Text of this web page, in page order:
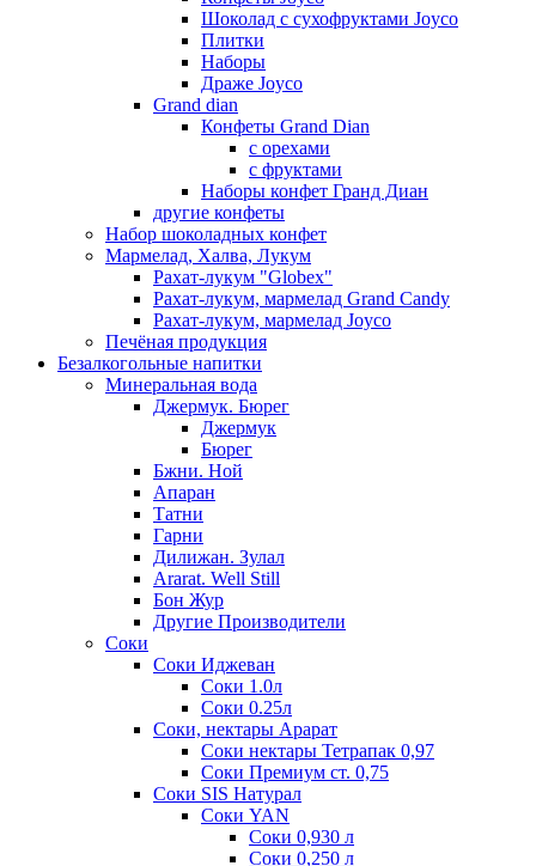
Шоколад с сухофруктами Joyco
Плитки
Наборы
Драже Joyco
Grand dian
Конфеты Grand Dian
с орехами
с фруктами
Наборы конфет Гранд Диан
другие конфеты
Набор шоколадных конфет
Мармелад, Халва, Лукум
Рахат-лукум "Globex"
Рахат-лукум, мармелад Grand Candy
Рахат-лукум, мармелад Joyco
Печёная продукция
Безалкогольные напитки
Минеральная вода
Джермук. Бюрег
Джермук
Бюрег
Бжни. Ной
Апаран
Татни
Гарни
Дилижан. Зулал
Ararat. Well Still
Бон Жур
Другие Производители
Соки
Соки Иджеван
Соки 1.0л
Соки 0.25л
Соки, нектары Арарат
Соки нектары Тетрапак 0,97
Соки Премиум ст. 0,75
Соки SIS Натурал
Соки YAN
Соки 0,930 л
Соки 0,250 л